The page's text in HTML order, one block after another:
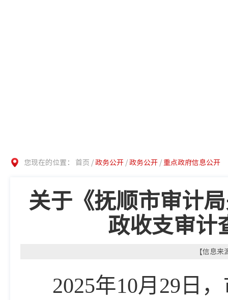
您现在的位置： 首页 /政务公开 /政务公开 / 重点政府信息公开
关于《抚顺市审计
政收支审计
【信息
2025年10月 29 日